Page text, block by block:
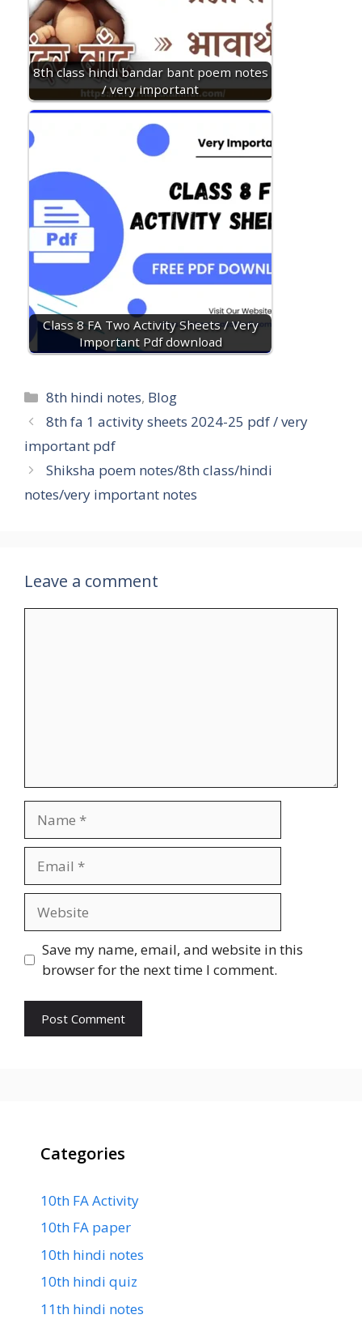
8th class hindi bandar bant poem notes
/ very important
Class 8 FA Two Activity Sheets / Very
Important Pdf download
8th hindi notes, Blog
8th fa 1 activity sheets 2024-25 pdf / very
important pdf
Shiksha poem notes/8th class/hindi
notes/very important notes
Leave a comment
Save my name, email, and website in this
browser for the next time I comment.
Categories
10th FA Activity
10th FA paper
10th hindi notes
10th hindi quiz
11th hindi notes